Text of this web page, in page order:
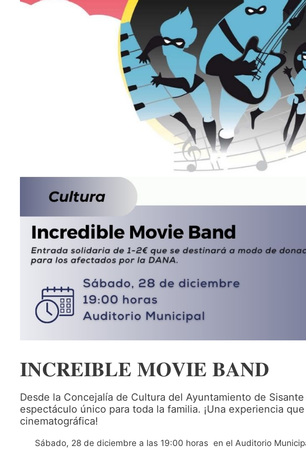
𝐈𝐍𝐂𝐑𝐄𝐈𝐁𝐋𝐄 𝐌𝐎𝐕𝐈𝐄 𝐁𝐀𝐍𝐃
Desde la Concejalía de Cultura del Ayuntamiento de
espectáculo único para toda la familia. ¡Una experiencia
cinematográfica!
Sábado, 28 de diciembre a las 19:00 horas en el Auditorio